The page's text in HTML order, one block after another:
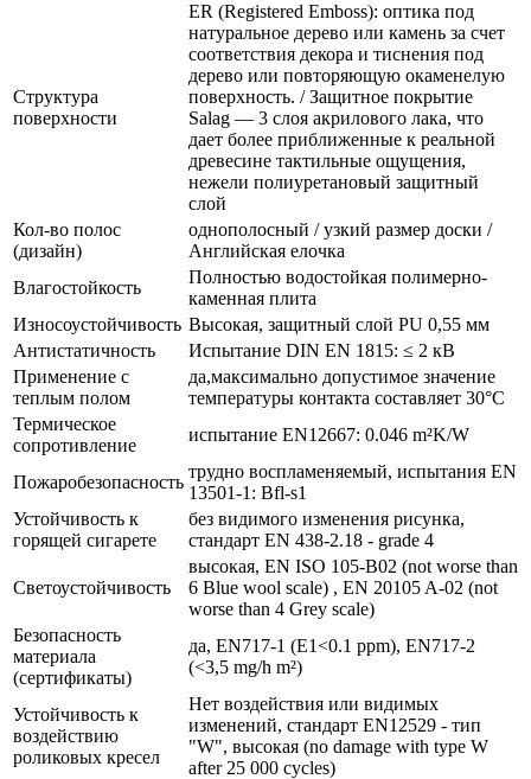
Структура
поверхности
ER (Registered Emboss): оптика под
натуральное дерево или камень за счет
соответствия декора и тиснения под
дерево или повторяющую окаменелую
поверхность. / Защитное покрытие
Salag — 3 слоя акрилового лака, что
дает более приближенные к реальной
древесине тактильные ощущения,
нежели полиуретановый защитный
слой
Кол-во полос
(дизайн)
однополосный / узкий размер доски /
Английская елочка
Влагостойкость
Полностью водостойкая полимерно-
каменная плита
Износоустойчивость Высокая, защитный слой PU 0,55 мм
Антистатичность
Испытание DIN EN 1815: ≤ 2 кВ
Применение с
теплым полом
да,максимально допустимое значение
температуры контакта составляет 30°С
Термическое
сопротивление
испытание EN12667: 0.046 m²K/W
Пожаробезопасность
трудно воспламеняемый, испытания EN
13501-1: Bfl-s1
Устойчивость к
горящей сигарете
без видимого изменения рисунка,
стандарт EN 438-2.18 - grade 4
Светоустойчивость
высокая, EN ISO 105-B02 (not worse than
6 Blue wool scale) , EN 20105 A-02 (not
worse than 4 Grey scale)
Безопасность
материала
(сертификаты)
да, EN717-1 (E1<0.1 ppm), EN717-2
(<3,5 mg/h m²)
Устойчивость к
воздействию
роликовых кресел
Нет воздействия или видимых
изменений, стандарт EN12529 - тип
"W", высокая (no damage with type W
after 25 000 cycles)